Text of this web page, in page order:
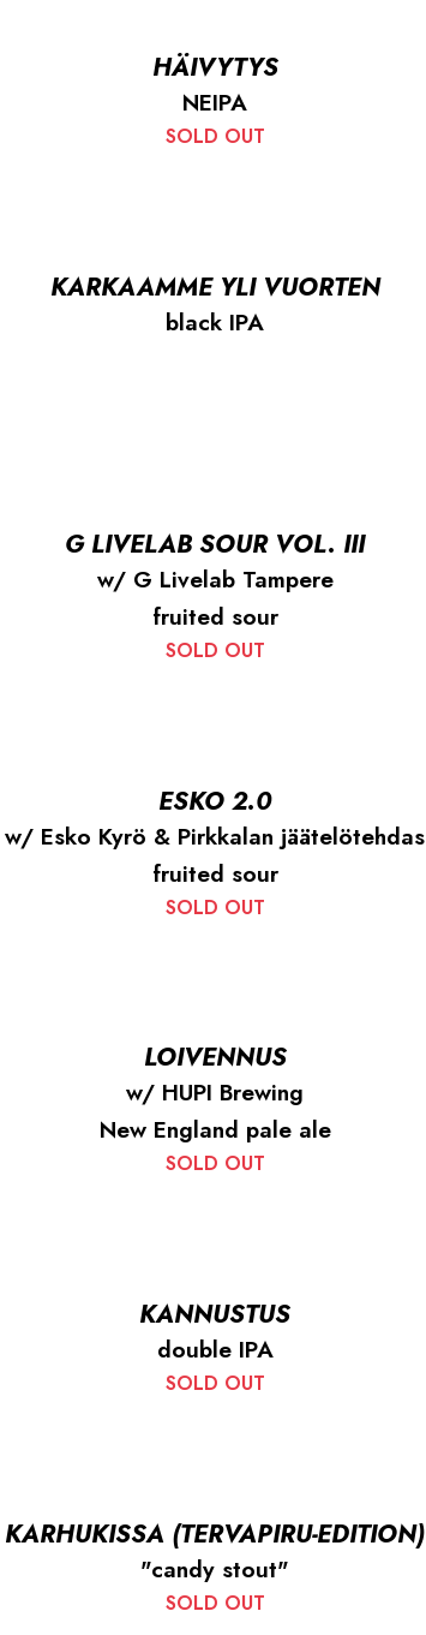
HÄIVYTYS
NEIPA
SOLD OUT
KARKAAMME YLI VUORTEN
black IPA
G LIVELAB SOUR VOL. III
w/ G Livelab Tampere
fruited sour
SOLD OUT
ESKO 2.0
w/ Esko Kyrö & Pirkkalan jäätelötehdas
fruited sour
SOLD OUT
LOIVENNUS
w/ HUPI Brewing
New England pale ale
SOLD OUT
KANNUSTUS
double IPA
SOLD OUT
KARHUKISSA (TERVAPIRU-EDITION)
"candy stout"
SOLD OUT